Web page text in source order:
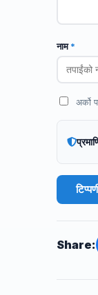
नाम*
अर्को
Share: